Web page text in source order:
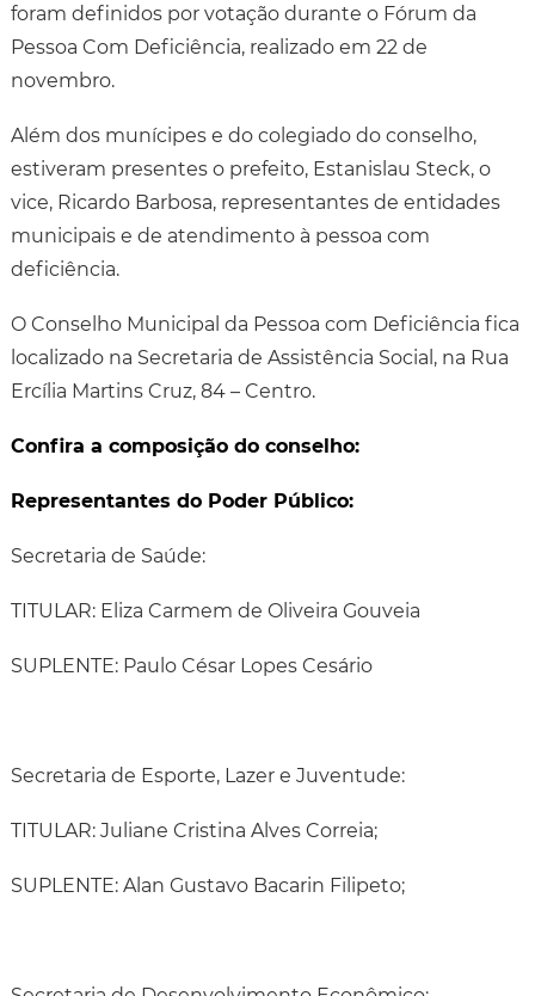
foram definidos por votação durante o Fórum da
Pessoa Com Deficiência, realizado em 22 de
novembro.
Além dos munícipes e do colegiado do conselho,
estiveram presentes o prefeito, Estanislau Steck, o
vice, Ricardo Barbosa, representantes de entidades
municipais e de atendimento à pessoa com
deficiência.
O Conselho Municipal da Pessoa com Deficiência fica
localizado na Secretaria de Assistência Social, na Rua
Ercília Martins Cruz, 84 – Centro.
Confira a composição do conselho:
Representantes do Poder Público:
Secretaria de Saúde:
TITULAR: Eliza Carmem de Oliveira Gouveia
SUPLENTE: Paulo César Lopes Cesário
Secretaria de Esporte, Lazer e Juventude:
TITULAR: Juliane Cristina Alves Correia;
SUPLENTE: Alan Gustavo Bacarin Filipeto;